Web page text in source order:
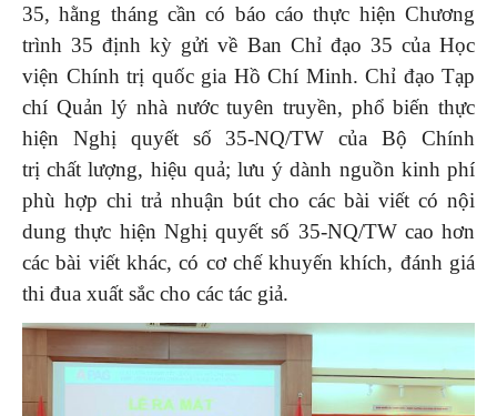
35, hằng tháng cần có báo cáo thực hiện Chương
trình 35 định kỳ gửi về Ban Chỉ đạo 35 của Học
viện Chính trị quốc gia Hồ Chí Minh. Chỉ đạo Tạp
chí Quản lý nhà nước tuyên truyền, phổ biến thực
hiện Nghị quyết số 35-NQ/TW của Bộ Chính
trị chất lượng, hiệu quả; lưu ý dành nguồn kinh phí
phù hợp chi trả nhuận bút cho các bài viết có nội
dung thực hiện Nghị quyết số 35-NQ/TW cao hơn
các bài viết khác, có cơ chế khuyến khích, đánh giá
thi đua xuất sắc cho các tác giả.